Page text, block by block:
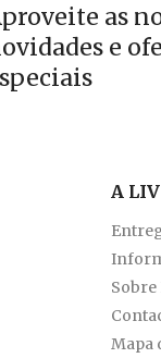
as
e
A
Sobre
Mapa